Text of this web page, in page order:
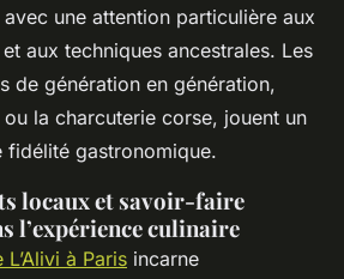
une attention particulière aux
aux techniques ancestrales. Les
de génération en génération,
la charcuterie corse, jouent un
fidélité gastronomique.
locaux et savoir-faire
l’expérience culinaire
à Paris incarne